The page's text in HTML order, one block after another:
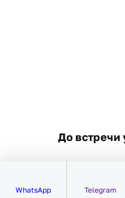
До встречи
WhatsApp Telegram